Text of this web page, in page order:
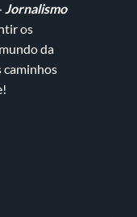
Jornalismo
os
da
caminhos